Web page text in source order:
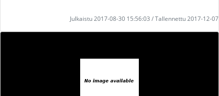
Julkaistu 2017-08-30 15:56:03 / Tallennettu 2017-12-07